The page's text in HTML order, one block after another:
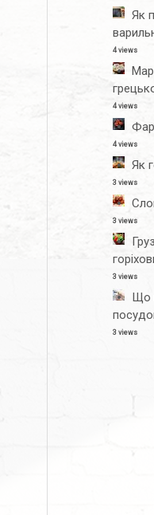
Як
4 views
4 views
4 views
Як
3 views
3 views
3 views
Що
3 views